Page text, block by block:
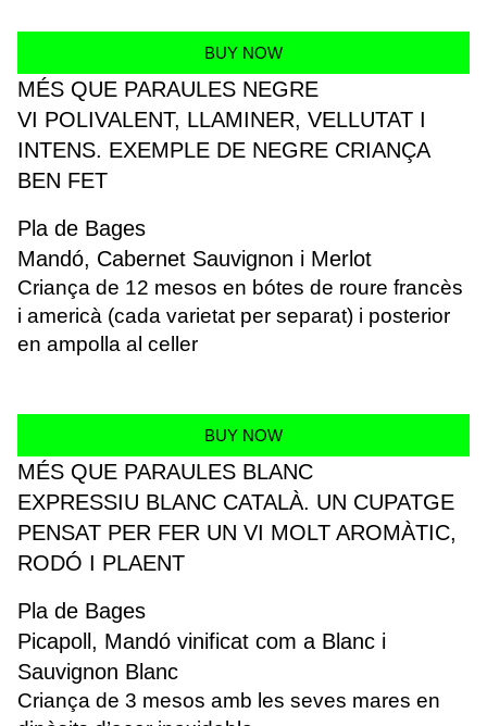
BUY NOW
MÉS QUE PARAULES NEGRE
VI POLIVALENT, LLAMINER, VELLUTAT I
INTENS. EXEMPLE DE NEGRE CRIANÇA
BEN FET
Pla de Bages
Mandó, Cabernet Sauvignon i Merlot
Criança de 12 mesos en bótes de roure francès
i americà (cada varietat per separat) i posterior
en ampolla al celler
BUY NOW
MÉS QUE PARAULES BLANC
EXPRESSIU BLANC CATALÀ. UN CUPATGE
PENSAT PER FER UN VI MOLT AROMÀTIC,
RODÓ I PLAENT
Pla de Bages
Picapoll, Mandó vinificat com a Blanc i
Sauvignon Blanc
Criança de 3 mesos amb les seves mares en